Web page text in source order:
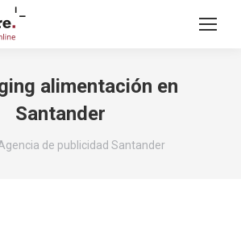
alimentación en
Santander
de publicidad Santander